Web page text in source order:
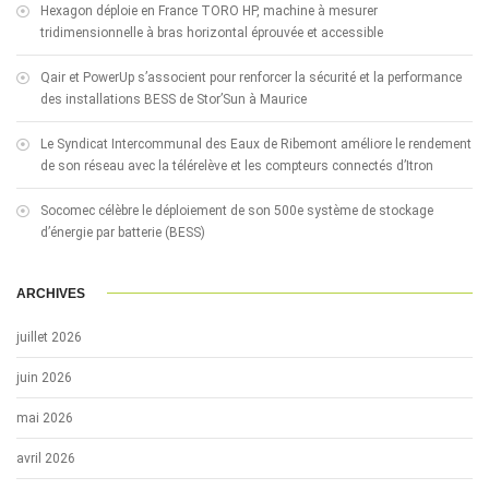
Hexagon déploie en France TORO HP, machine à mesurer
tridimensionnelle à bras horizontal éprouvée et accessible
Qair et PowerUp s’associent pour renforcer la sécurité et la performance
des installations BESS de Stor’Sun à Maurice
Le Syndicat Intercommunal des Eaux de Ribemont améliore le rendement
de son réseau avec la télérelève et les compteurs connectés d’Itron
Socomec célèbre le déploiement de son 500e système de stockage
d’énergie par batterie (BESS)
ARCHIVES
juillet 2026
juin 2026
mai 2026
avril 2026